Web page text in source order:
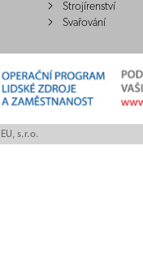
Strojírenství
Svařování
s.r.o.